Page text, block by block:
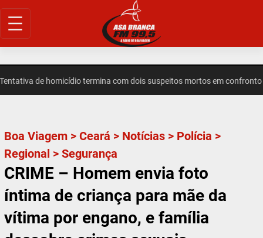
Pular
para
de homicídio termina com dois suspeitos mortos em confronto
Boa Viagem >Ceará > Notícias > Polícia >
Regional >Segurança
CRIME – Homem envia foto
íntima de criança para mãe da
vítima por engano, e família